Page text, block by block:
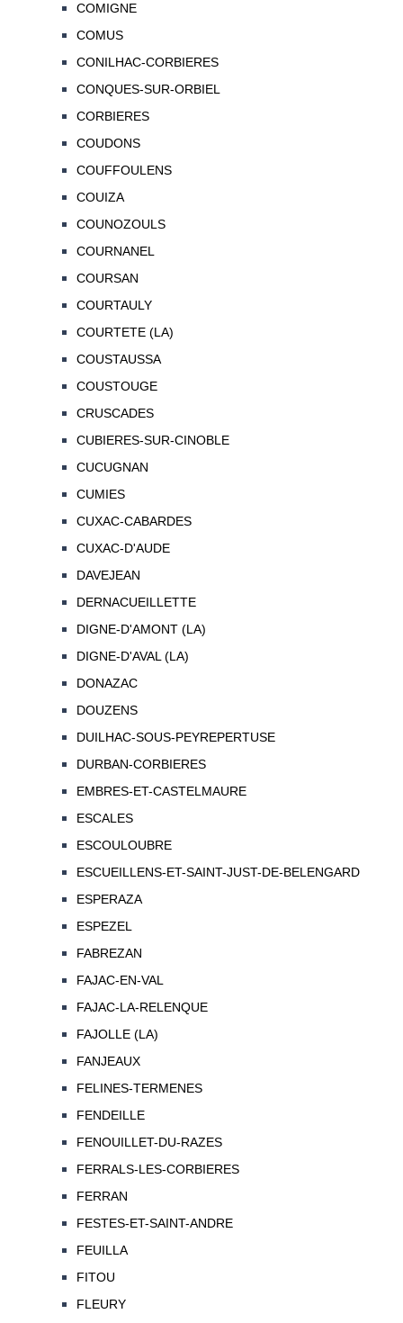
COMIGNE
COMUS
CONILHAC-CORBIERES
CONQUES-SUR-ORBIEL
CORBIERES
COUDONS
COUFFOULENS
COUIZA
COUNOZOULS
COURNANEL
COURSAN
COURTAULY
COURTETE (LA)
COUSTAUSSA
COUSTOUGE
CRUSCADES
CUBIERES-SUR-CINOBLE
CUCUGNAN
CUMIES
CUXAC-CABARDES
CUXAC-D'AUDE
DAVEJEAN
DERNACUEILLETTE
DIGNE-D'AMONT (LA)
DIGNE-D'AVAL (LA)
DONAZAC
DOUZENS
DUILHAC-SOUS-PEYREPERTUSE
DURBAN-CORBIERES
EMBRES-ET-CASTELMAURE
ESCALES
ESCOULOUBRE
ESCUEILLENS-ET-SAINT-JUST-DE-BELENGARD
ESPERAZA
ESPEZEL
FABREZAN
FAJAC-EN-VAL
FAJAC-LA-RELENQUE
FAJOLLE (LA)
FANJEAUX
FELINES-TERMENES
FENDEILLE
FENOUILLET-DU-RAZES
FERRALS-LES-CORBIERES
FERRAN
FESTES-ET-SAINT-ANDRE
FEUILLA
FITOU
FLEURY